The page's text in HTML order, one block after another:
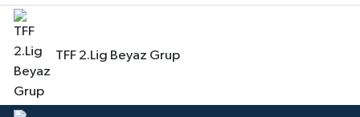
TFF 2.Lig Beyaz Grup